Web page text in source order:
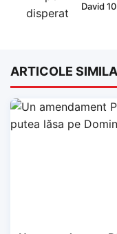
David
ARTICOLE